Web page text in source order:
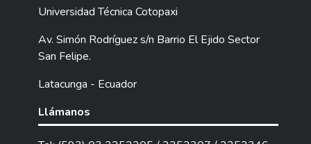
Universidad Técnica Cotopaxi
Av. Simón Rodríguez s/n Barrio El Ejido Sector
San Felipe.
Latacunga - Ecuador
Llámanos